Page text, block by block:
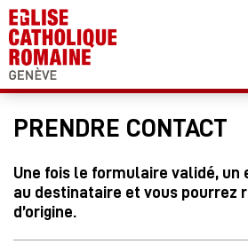
PRENDRE CONTACT
Une fois le formulaire validé, un
au destinataire et vous pourrez
d’origine.